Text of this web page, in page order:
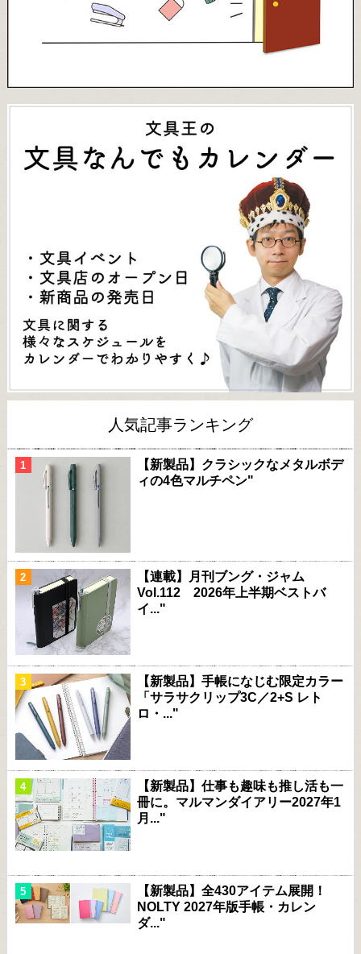
人気記事ランキング
【新製品】クラシックなメタルボデ
ィの4色マルチペン"
【連載】月刊ブング・ジャム
Vol.112 2026年上半期ベストバ
イ..."
【新製品】手帳になじむ限定カラー
「サラサクリップ3C／2+S レト
ロ・..."
【新製品】仕事も趣味も推し活も一
冊に。マルマンダイアリー2027年1
月..."
【新製品】全430アイテム展開！
NOLTY 2027年版手帳・カレン
ダ..."